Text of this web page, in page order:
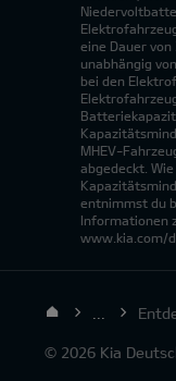
eine Dauer von
unabhängig
bei den
MHEV-
abgedeckt.
entnimmst du
Informationen
www.kia.com/
© 2026 Kia